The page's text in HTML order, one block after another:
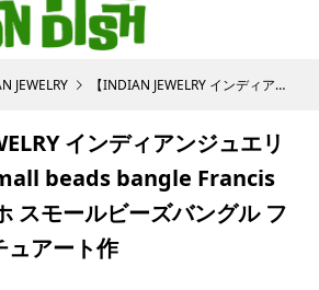
JEWELRY 【INDIAN JEWELRY インディアンジュエリー】Navajo small beads bangle Francis Stewart ナバホ スモールビーズバングル フランシス・スチュアート作
インディアンジュエリ
beads bangle Francis
スモールビーズバングル フ
ュアート作